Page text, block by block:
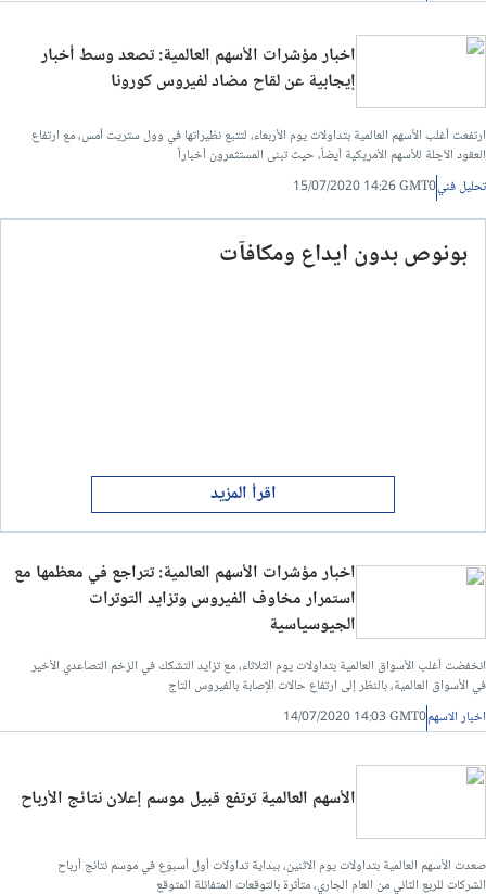
اخبار مؤشرات الأسهم العالمية: تصعد وسط أخبار
إيجابية عن لقاح مضاد لفيروس كورونا
ارتفعت أغلب الأسهم العالمية بتداولات يوم الأربعاء، لتتبع نظيراتها في وول ستريت أمس، مع ارتفاع
العقود الآجلة للأسهم الأمريكية أيضاً، حيث تبنى المستثمرون أخباراً
تحليل فني15/07/2020 14:26 GMT0
بونوص بدون ايداع ومكافآت
اقرأ المزيد
اخبار مؤشرات الأسهم العالمية: تتراجع في معظمها مع
استمرار مخاوف الفيروس وتزايد التوترات
الجيوسياسية
انخفضت أغلب الأسواق العالمية بتداولات يوم الثلاثاء، مع تزايد التشكك في الزخم التصاعدي الأخير
في الأسواق العالمية، بالنظر إلى ارتفاع حالات الإصابة بالفيروس التاج
اخبار الاسهم14/07/2020 14:03 GMT0
الأسهم العالمية ترتفع قبيل موسم إعلان نتائج الأرباح
صعدت الأسهم العالمية بتداولات يوم الاثنين، ببداية تداولات أول أسبوع في موسم نتائج أرباح
الشركات للربع الثاني من العام الجاري، متأثرة بالتوقعات المتفائلة المتوقع